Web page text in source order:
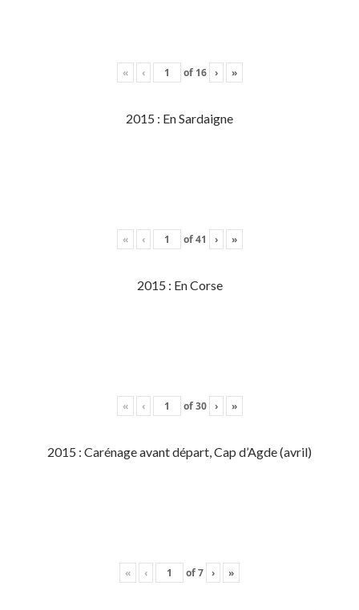
« ‹ of 16 › »
2015 : En Sardaigne
« ‹ of41 › »
2015 : En Corse
« ‹ of30 › »
2015 : Carénage avant départ, Cap d’Agde (avril)
« ‹ of7 › »